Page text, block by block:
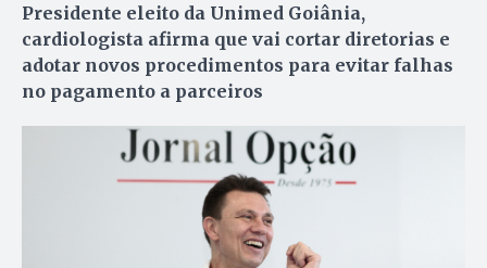
Presidente eleito da Unimed Goiânia,
cardiologista afirma que vai cortar diretorias e
adotar novos procedimentos para evitar falhas
no pagamento a parceiros